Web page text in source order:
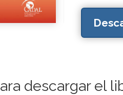
descargar el